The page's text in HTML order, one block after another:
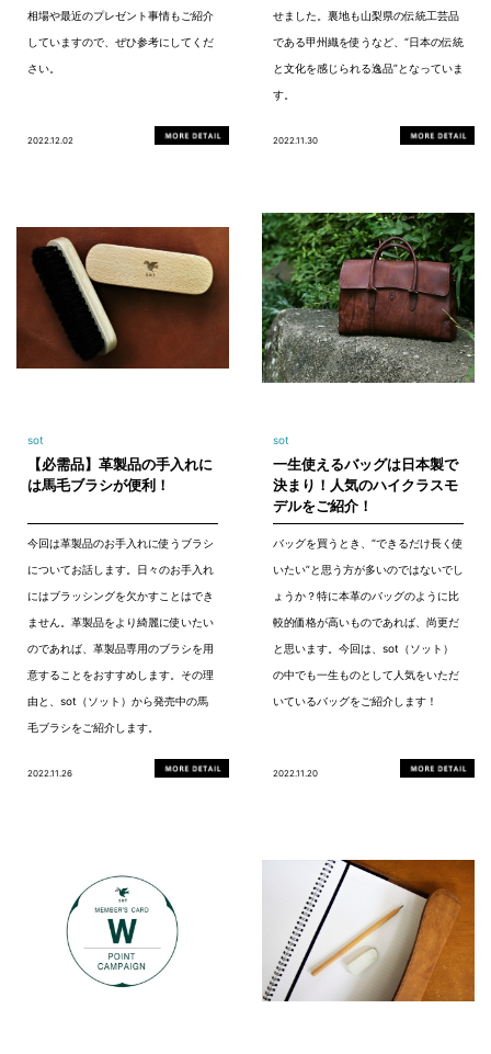
相場や最近のプレゼント事情もご紹介
していますので、ぜひ参考にしてくだ
さい。
2022.12.02
せました。裏地も山梨県の伝統工芸品
である甲州織を使うなど、“日本の伝統
と文化を感じられる逸品”となっていま
す。
2022.11.30
sot
【必需品】革製品の手入れに
は馬毛ブラシが便利！
今回は革製品のお手入れに使うブラシ
についてお話します。日々のお手入れ
にはブラッシングを欠かすことはでき
ません。革製品をより綺麗に使いたい
のであれば、革製品専用のブラシを用
意することをおすすめします。その理
由と、sot（ソット）から発売中の馬
毛ブラシをご紹介します。
2022.11.26
sot
一生使えるバッグは日本製で
決まり！人気のハイクラスモ
デルをご紹介！
バッグを買うとき、“できるだけ長く使
いたい”と思う方が多いのではないでし
ょうか？特に本革のバッグのように比
較的価格が高いものであれば、尚更だ
と思います。今回は、sot（ソット）
の中でも一生ものとして人気をいただ
いているバッグをご紹介します！
2022.11.20